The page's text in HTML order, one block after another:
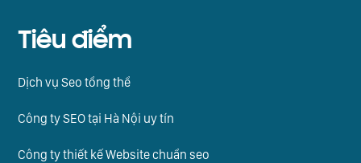
Tiêu điểm
Dịch vụ Seo tổng thể
Công ty SEO tại Hà Nội uy tín
Công ty thiết kế Website chuẩn seo